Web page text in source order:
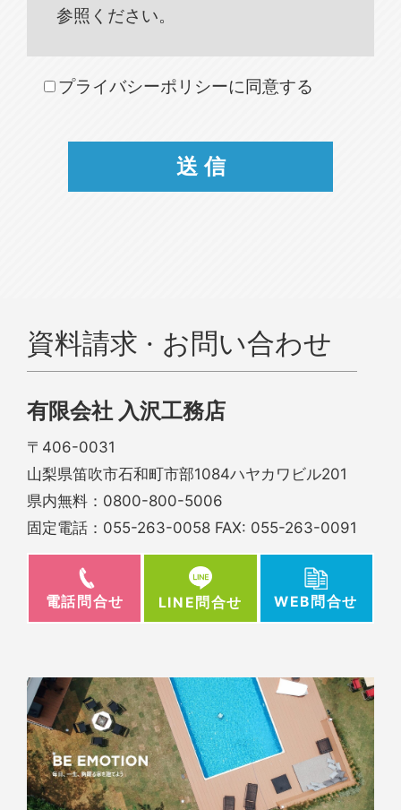
参照ください。
プライバシーポリシーに同意する
資料請求 · お問い合わせ
有限会社 入沢工務店
〒406-0031
山梨県笛吹市石和町市部1084ハヤカワビル201
県内無料： 0800-800-5006
固定電話： 055-263-0058 FAX: 055-263-0091
電話問合せ LINE問合せ WEB問合せ